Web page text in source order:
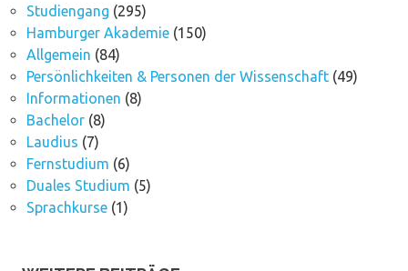
Studiengang (295)
Hamburger Akademie(150)
Allgemein (84)
Persönlichkeiten & Personen der Wissenschaft(49)
Informationen (8)
Bachelor(8)
Laudius (7)
Fernstudium (6)
Duales Studium (5)
Sprachkurse(1)